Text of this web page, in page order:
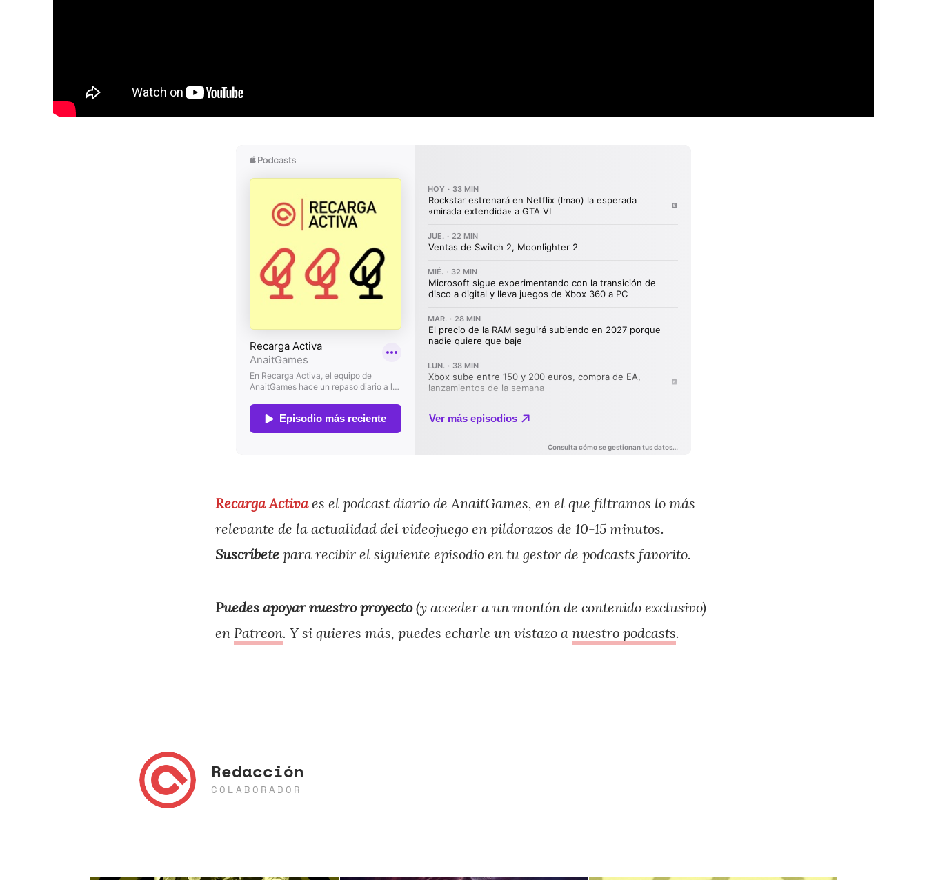
Recarga Activaes el podcast diario de AnaitGames, en el que filtramos lo más
relevante de la actualidad del videojuego en pildorazos de 10-15 minutos.
Suscríbetepara recibir el siguiente episodio en tu gestor de podcasts favorito.
Puedes apoyar nuestro proyecto(y acceder a un montón de contenido exclusivo)
en Patreon. Y si quieres más, puedes echarle un vistazo anuestro podcasts.
Redacción
COLABORADOR